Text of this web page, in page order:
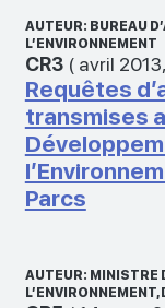
AUTEUR: BUREAU
L’ENVIRONNEMENT
CR3( avril 2013,
Requêtes
transmises
Parcs
AUTEUR: MINISTRE
L’ENVIRONNEMENT,